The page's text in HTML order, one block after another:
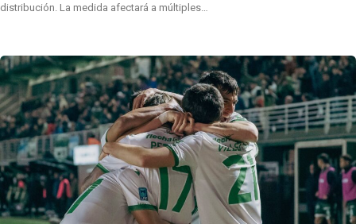
distribución. La medida afectará a múltiples…